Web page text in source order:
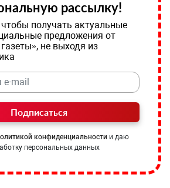
рассылку!
получать актуальные
предложения от
не выходя из
Подписаться
конфиденциальности и даю
персональных данных